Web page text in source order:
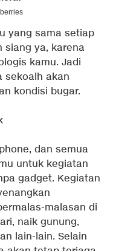
yang sama setiap
siang ya, karena
kamu. Jadi
sekoalh akan
kondisi bugar.
dan semua
untuk kegiatan
gadget. Kegiatan
malasan di
naik gunung,
lain-lain. Selain